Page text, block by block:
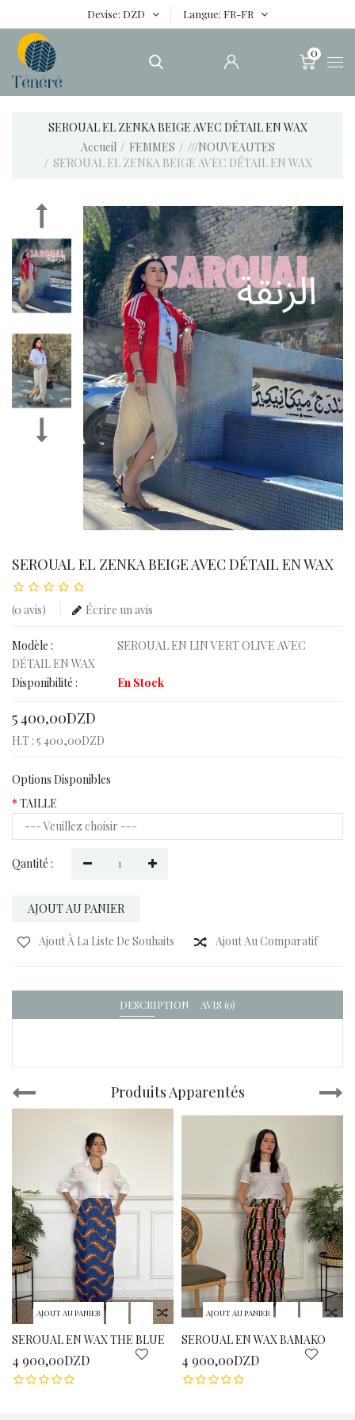
Devise DZD Langue FR-FR
0
SEROUAL EL ZENKA BEIGE AVEC DÉTAIL EN WAX
Accueil
FEMMES
///NOUVEAUTES
SEROUAL EL ZENKA BEIGE AVEC DÉTAIL EN WAX
SEROUAL EL ZENKA BEIGE AVEC DÉTAIL EN WAX
(0 avis) Écrire un avis
Modèle :
SEROUAL EN LIN VERT OLIVE AVEC
DÉTAIL EN WAX
Disponibilité :
En Stock
5 400,00DZD
H.T : 5 400,00DZD
Options Disponibles
TAILLE
Qantité :
AJOUT AU PANIER
Ajout À La Liste De Souhaits Ajout Au Comparatif
DESCRIPTION AVIS (0)
Produits Apparentés
AJOUT AU PANIER
SEROUAL EN WAX THE BLUE
4 900,00DZD
AJOUT AU PANIER
SEROUAL EN WAX BAMAKO
4 900,00DZD